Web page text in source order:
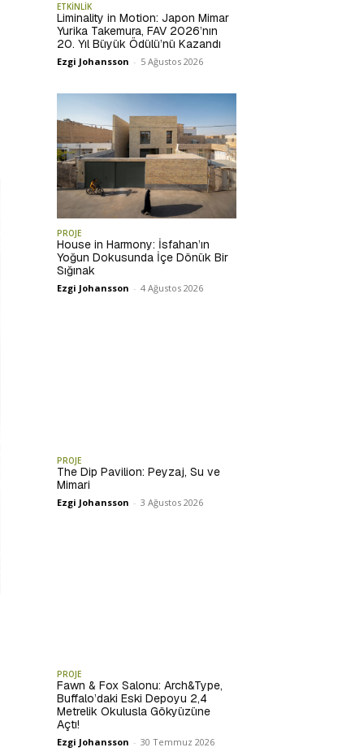
ETKİNLİK
Liminality in Motion: Japon Mimar
Yurika Takemura, FAV 2026’nın
20. Yıl Büyük Ödülü’nü Kazandı
Ezgi Johansson - 5 Ağustos 2026
PROJE
House in Harmony: İsfahan’ın
Yoğun Dokusunda İçe Dönük Bir
Sığınak
Ezgi Johansson - 4 Ağustos 2026
PROJE
The Dip Pavilion: Peyzaj, Su ve
Mimari
Ezgi Johansson - 3 Ağustos 2026
PROJE
Fawn & Fox Salonu: Arch&Type,
Buffalo’daki Eski Depoyu 2,4
Metrelik Okulusla Gökyüzüne
Açtı!
Ezgi Johansson - 30 Temmuz 2026